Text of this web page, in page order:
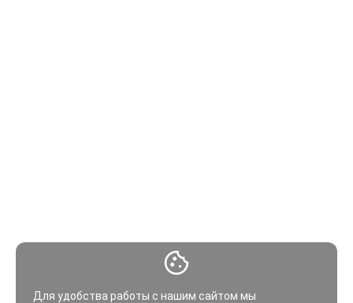
Для удобства работы с нашим сайтом мы